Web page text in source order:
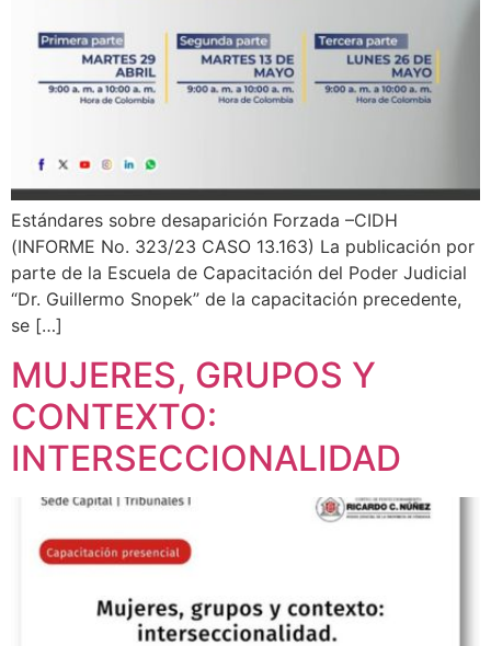
Estándares sobre desaparición Forzada –CIDH
(INFORME No. 323/23 CASO 13.163) La publicación por
parte de la Escuela de Capacitación del Poder Judicial
“Dr. Guillermo Snopek” de la capacitación precedente,
se […]
MUJERES, GRUPOS Y
CONTEXTO:
INTERSECCIONALIDAD